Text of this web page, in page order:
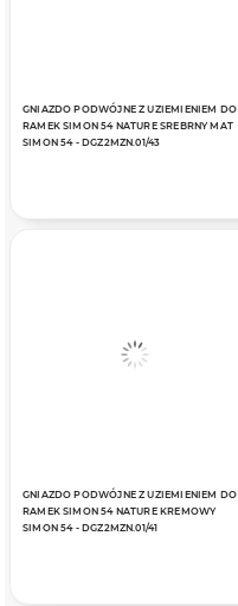
GNIAZDO PODWÓJNE Z UZIEMIENIEM DO
RAMEK SIMON 54 NATURE SREBRNY MAT
SIMON 54 - DGZ2MZN.01/43
GNIAZDO PODWÓJNE Z UZIEMIENIEM DO
RAMEK SIMON 54 NATURE KREMOWY
SIMON 54 - DGZ2MZN.01/41